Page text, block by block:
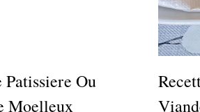
Ou
Moelleux